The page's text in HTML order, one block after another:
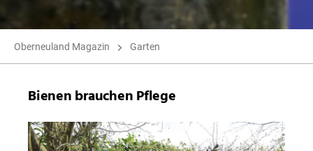
Oberneuland Magazin Garten
Bienen brauchen Pflege